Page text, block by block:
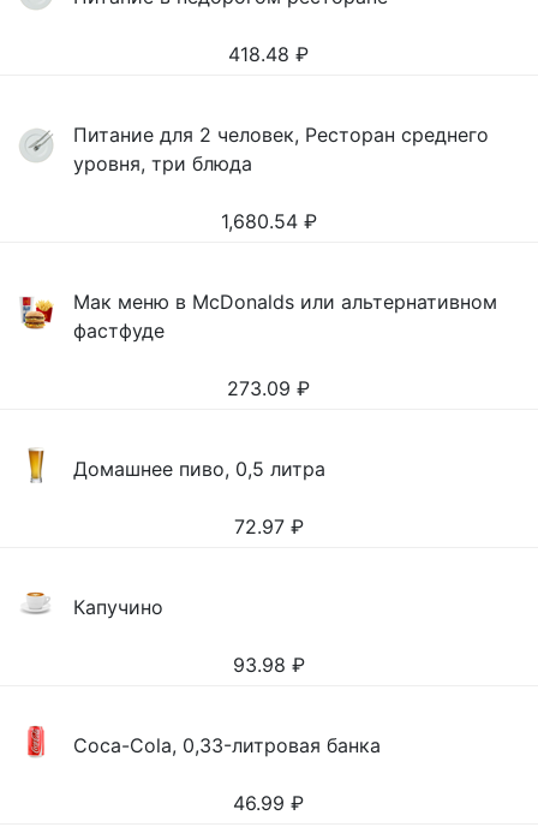
418.48 ₽
Питание для 2 человек, Ресторан среднего
уровня, три блюда
1,680.54 ₽
Мак меню в McDonalds или альтернативном
фастфуде
273.09 ₽
Домашнее пиво, 0,5 литра
72.97 ₽
Капучино
93.98 ₽
Coca-Cola, 0,33-литровая банка
46.99 ₽